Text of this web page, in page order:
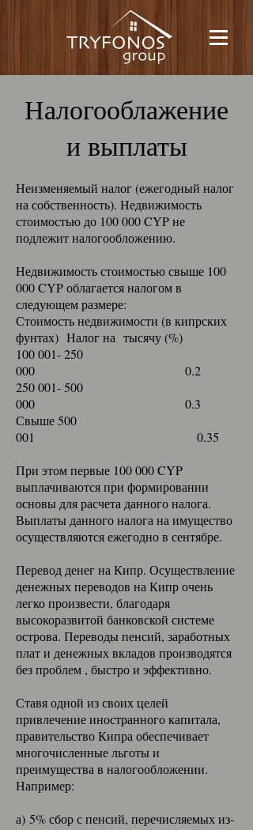
Налогооблажение
и выплаты
Неизменяемый налог (ежегодный налог
на собственность). Недвижимость
стоимостью до 100 000 CYP не
подлежит налогообложению.
Недвижимость стоимостью свыше 100
000 CYP облагается налогом в
следующем размере:
Стоимость недвижимости (в кипрских
фунтах) Налог на тысячу (%)
100 001- 250
000 0.2
250 001- 500
000 0.3
Свыше 500
001 0.35
При этом первые 100 000 CYP
выплачиваются при формировании
основы для расчета данного налога.
Выплаты данного налога на имущество
осуществляются ежегодно в сентябре.
Перевод денег на Кипр. Осуществление
денежных переводов на Кипр очень
легко произвести, благодаря
высокоразвитой банковской системе
острова. Переводы пенсий, заработных
плат и денежных вкладов производятся
без проблем , быстро и эффективно.
Ставя одной из своих целей
привлечение иностранного капитала,
правительство Кипра обеспечивает
многочисленные льготы и
преимущества в налогообложении.
Например:
а) 5% сбор с пенсий, перечисляемых из-